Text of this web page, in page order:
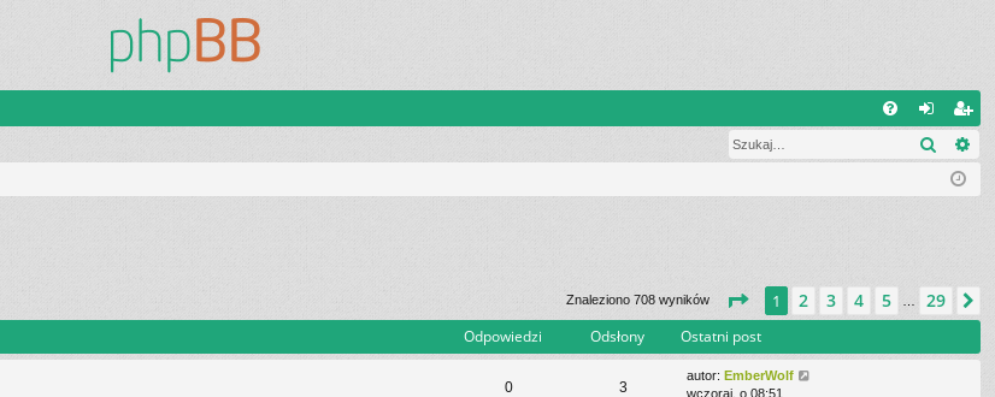
al
ę
ar
ej
j
si
ę
Szukaj
Znaleziono 708 wyników Strona z 29
1 2 3 4 5 … 29
Odpowiedzi Odsłony Ostatni post
0 3
autor: EmberWolf
wczoraj, o 08:51